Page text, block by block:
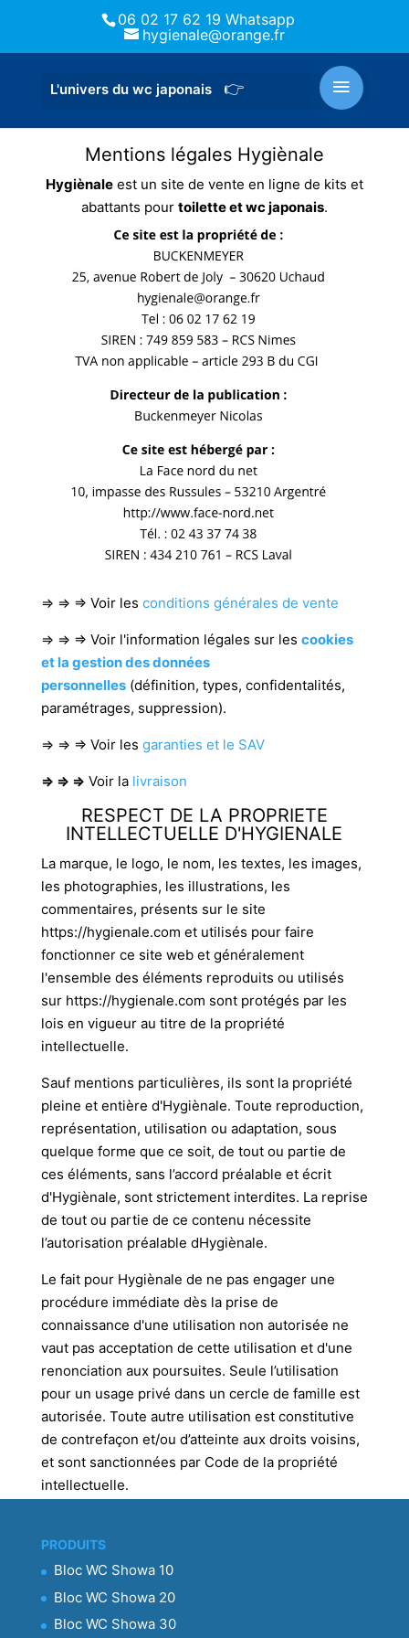
06 02 17 62 19 Whatsapp
hygienale@orange.fr
Mentions légales Hygiènale
Hygiènaleest un site de vente en ligne de kits et
abattants pour toilette et wc japonais.
⇒ ⇒ ⇒ Voir les conditions générales de vente
⇒ ⇒ ⇒ Voir l'information légales sur les cookies
et la gestion des données
personnelles (définition, types, confidentalités,
paramétrages, suppression).
⇒ ⇒ ⇒ Voir les garanties et le SAV
⇒ ⇒ ⇒ Voir la livraison
RESPECT DE LA PROPRIETE
INTELLECTUELLE D'HYGIENALE
La marque, le logo, le nom, les textes, les images,
les photographies, les illustrations, les
commentaires, présents sur le site
https://hygienale.com et utilisés pour faire
fonctionner ce site web et généralement
l'ensemble des éléments reproduits ou utilisés
sur https://hygienale.com sont protégés par les
lois en vigueur au titre de la propriété
intellectuelle.
Sauf mentions particulières, ils sont la propriété
pleine et entière d'Hygiènale. Toute reproduction,
représentation, utilisation ou adaptation, sous
quelque forme que ce soit, de tout ou partie de
ces éléments, sans l’accord préalable et écrit
d'Hygiènale, sont strictement interdites. La reprise
de tout ou partie de ce contenu nécessite
l’autorisation préalable dHygiènale.
Le fait pour Hygiènale de ne pas engager une
procédure immédiate dès la prise de
connaissance d'une utilisation non autorisée ne
vaut pas acceptation de cette utilisation et d'une
renonciation aux poursuites. Seule l’utilisation
pour un usage privé dans un cercle de famille est
autorisée. Toute autre utilisation est constitutive
de contrefaçon et/ou d’atteinte aux droits voisins,
et sont sanctionnées par Code de la propriété
intellectuelle.
PRODUITS
Bloc WC Showa 10
Bloc WC Showa 20
Bloc WC Showa 30